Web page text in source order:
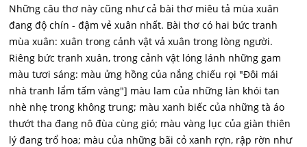
Những câu thơ này cũng như cả bài thơ miêu tả mùa xuân
đang độ chín - đậm vẻ xuân nhất. Bài thơ có hai bức tranh
mùa xuân: xuân trong cảnh vật vả xuân trong lòng người.
Riêng bức tranh xuân, trong cảnh vật lóng lánh những gam
màu tươi sáng: màu ửng hồng của nắng chiếu rọi "Đôi mái
nhà tranh lẩm tấm vàng"] màu lam của những làn khói tan
nhè nhẹ trong không trung; màu xanh biếc của những tà áo
thướt tha đang nô đùa cùng gió; màu vàng lục của giàn thiên
lý đang trổ hoa; màu của những bãi cỏ xanh rợn, rập rờn như